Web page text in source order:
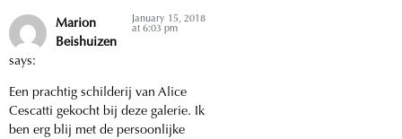
Marion
Beishuizen
says:
January 15, 2018
at 6:03 pm
Een prachtig schilderij van Alice
Cescatti gekocht bij deze galerie. Ik
ben erg blij met de persoonlijke